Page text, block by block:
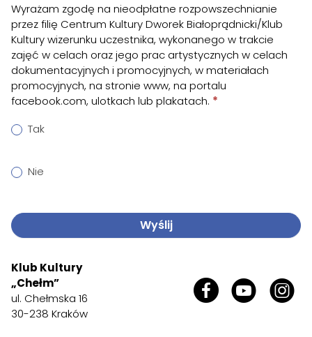
Wyrażam zgodę na nieodpłatne rozpowszechnianie
przez filię Centrum Kultury Dworek Białoprądnicki/Klub
Kultury wizerunku uczestnika, wykonanego w trakcie
zajęć w celach oraz jego prac artystycznych w celach
dokumentacyjnych i promocyjnych, w materiałach
promocyjnych, na stronie www, na portalu
facebook.com, ulotkach lub plakatach. *
Tak
Nie
Wyślij
Klub Kultury
„Chełm”
ul. Chełmska 16
30-238 Kraków